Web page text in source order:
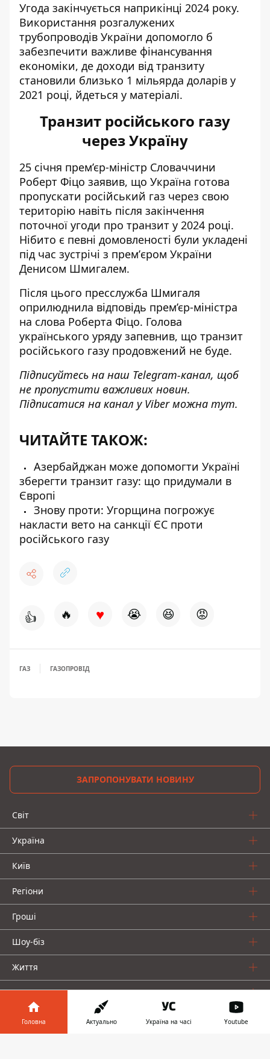
Угода закінчується наприкінці 2024 року.
Використання розгалужених
трубопроводів України допомогло б
забезпечити важливе фінансування
економіки, де доходи від транзиту
становили близько 1 мільярда доларів у
2021 році, йдеться у матеріалі.
Транзит російського газу
через Україну
25 січня прем’єр-міністр Словаччини
Роберт Фіцо заявив, що Україна готова
пропускати російський газ через свою
територію навіть після закінчення
поточної угоди про транзит у 2024 році.
Нібито є певні домовленості були укладені
під час зустрічі з премʼєром України
Денисом Шмигалем.
Після цього пресслужба Шмигаля
оприлюднила відповідь прем’єр-міністра
на слова Роберта Фіцо. Голова
українського уряду запевнив, що транзит
російського газу продовжений не буде.
Підписуйтесь на наш Telegram-канал, щоб
не пропустити важливих новин.
Підписатися на канал у Viber можна тут.
ЧИТАЙТЕ ТАКОЖ:
Азербайджан може допомогти Україні
зберегти транзит газу: що придумали в
Європі
Знову проти: Угорщина погрожує
накласти вето на санкції ЄС проти
російського газу
👍 🔥 ♥ 😭 😆 😡
ГАЗ ГАЗОПРОВІД
ЗАПРОПОНУВАТИ НОВИНУ
Світ
Україна
Київ
Регіони
Гроші
Шоу-біз
Життя
Про нас
Головна Актуально Україна на часі Youtube